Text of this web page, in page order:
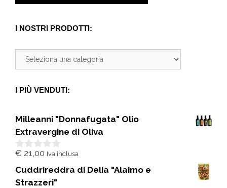
I NOSTRI PRODOTTI:
I PIÙ VENDUTI:
Milleanni "Donnafugata" Olio
Extravergine di Oliva
0
u
5
€ 21,00 Iva inclusa
Cuddrireddra di Delia "Alaimo e
Strazzeri"